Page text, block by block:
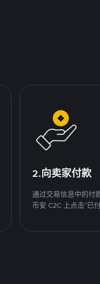
2.向卖家付款
通过交易信息中的付
币安 C2C 上点击“已